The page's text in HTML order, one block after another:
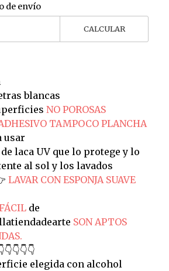
de envío
CALCULAR
blancas
NO POROSAS
TAMPOCO PLANCHA
usar
laca UV que lo protege y lo
al sol y los lavados
LAVAR CON ESPONJA SUAVE
de
SON APTOS
elegida con alcohol